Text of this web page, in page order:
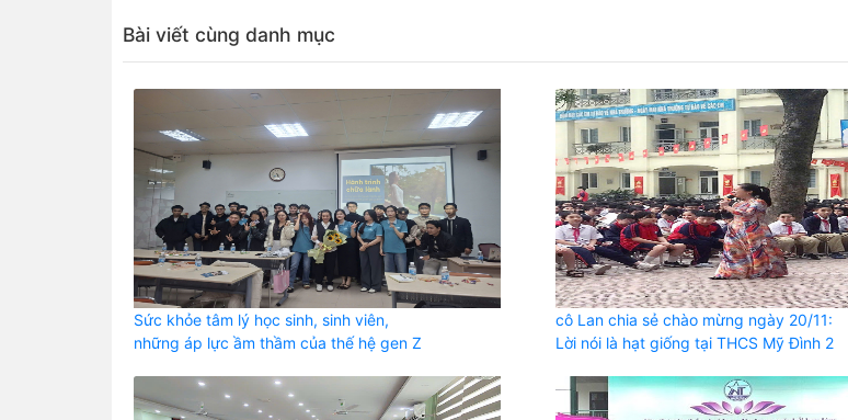
Bài viết cùng danh mục
Sức khỏe tâm lý học sinh, sinh viên,
những áp lực ầm thầm của thế hệ gen Z
cô Lan chia sẻ chào mừng ngày 20/11:
Lời nói là hạt giống tại THCS Mỹ Đình 2